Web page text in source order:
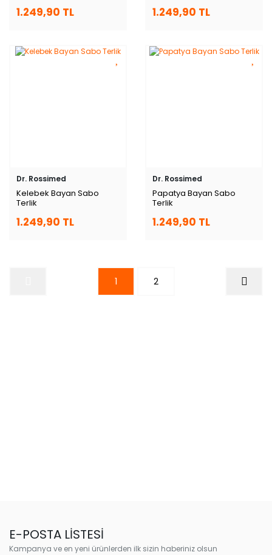
1.249,90 TL 1.249,90 TL
Dr. Rossimed
Kelebek Bayan Sabo
Terlik
1.249,90 TL
Dr. Rossimed
Papatya Bayan Sabo
Terlik
1.249,90 TL
1 2
E-POSTA LİSTESİ
Kampanya ve en yeni ürünlerden ilk sizin haberiniz olsun